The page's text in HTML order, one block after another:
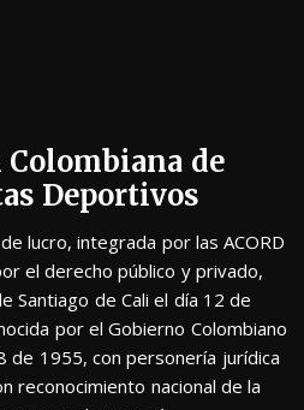
de
Deportivos
lucro, integrada por las ACORD
el derecho público y privado,
Santiago de Cali el día 12 de
por el Gobierno Colombiano
de 1955, con personería jurídica
reconocimiento nacional de la